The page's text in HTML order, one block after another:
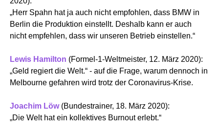
„Herr Spahn hat ja auch nicht empfohlen, dass BMW in
Berlin die Produktion einstellt. Deshalb kann er auch
nicht empfehlen, dass wir unseren Betrieb einstellen.“
Lewis Hamilton (Formel-1-Weltmeister, 12. März 2020):
„Geld regiert die Welt.“ - auf die Frage, warum dennoch in
Melbourne gefahren wird trotz der Coronavirus-Krise.
Joachim Löw (Bundestrainer, 18. März 2020):
„Die Welt hat ein kollektives Burnout erlebt.“